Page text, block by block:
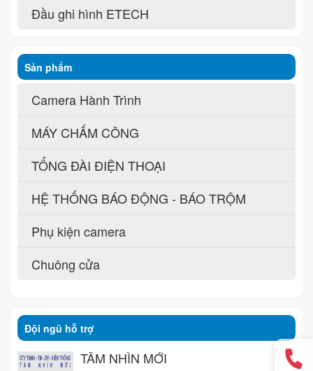
Đầu ghi hình ETECH
Sản phẩm
Camera Hành Trình
MÁY CHẤM CÔNG
TỔNG ĐÀI ĐIỆN THOẠI
HỆ THỐNG BÁO ĐỘNG - BÁO TRỘM
Phụ kiện camera
Chuông cửa
Đội ngũ hỗ trợ
TẦM NHÌN MỚI